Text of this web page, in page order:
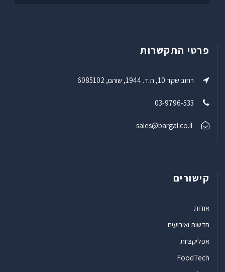
פרטי התקשרות
רחוב שקד 10, ת.ד. 1944, שוהם, 6085102
sales@bargal.co.il
קישורים
אודות
חדשות ואירועים
אפליקציות
FoodTech